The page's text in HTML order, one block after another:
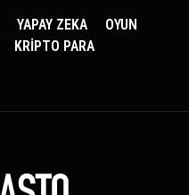
YAPAY ZEKA
OYUN
KRİPTO PARA